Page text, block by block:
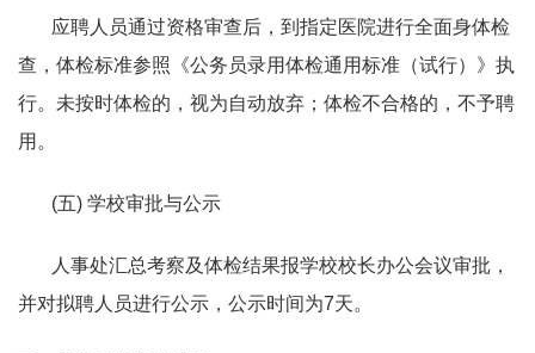
应聘人员通过资格审查后，到指定医院进行全面身体检
查，体检标准参照《公务员录用体检通用标准（试行）》执
行。未按时体检的，视为自动放弃；体检不合格的，不予聘
用。
(五) 学校审批与公示
人事处汇总考察及体检结果报学校校长办公会议审批，
并对拟聘人员进行公示，公示时间为7天。